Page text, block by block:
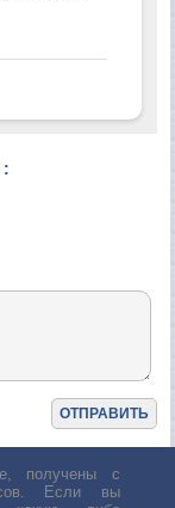
получены с
Если вы